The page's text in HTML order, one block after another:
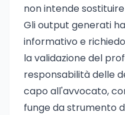
non intende
Gli output generati
informativo e
la validazione del
responsabilità delle
capo all'avvocato,
funge da strumento